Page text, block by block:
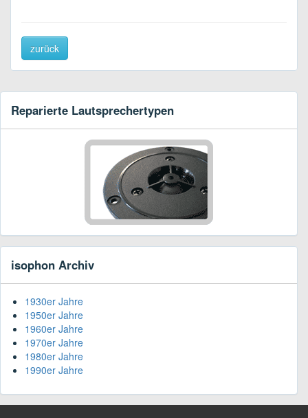
zurück
Reparierte Lautsprechertypen
isophon Archiv
1930er Jahre
1950er Jahre
1960er Jahre
1970er Jahre
1980er Jahre
1990er Jahre